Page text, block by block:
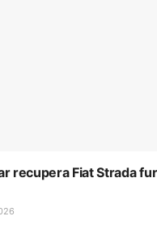
recupera Fiat Strada